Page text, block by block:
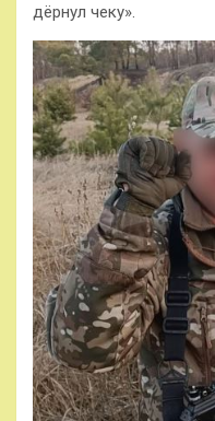
дёрнул чеку».